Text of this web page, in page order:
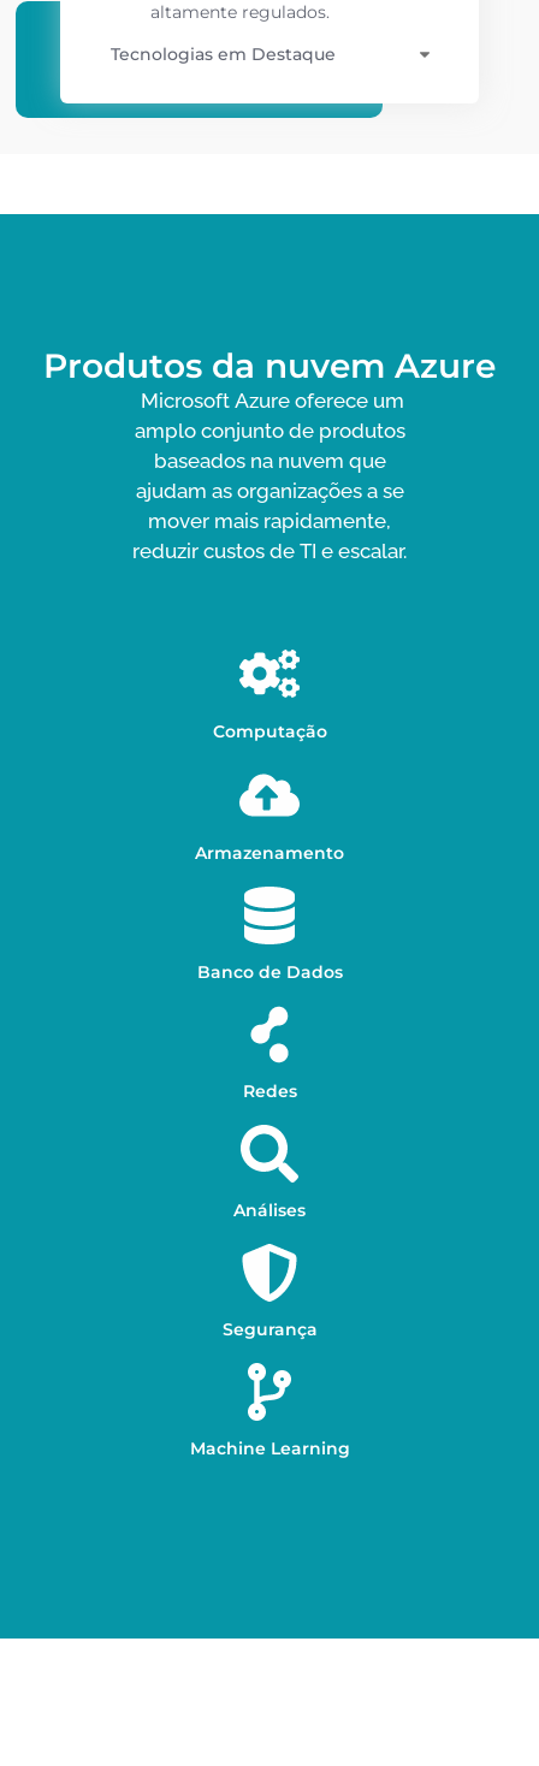
altamente regulados.
Tecnologias em Destaque
Produtos da nuvem Azure
Microsoft Azure oferece um
amplo conjunto de produtos
baseados na nuvem que
ajudam as organizações a se
mover mais rapidamente,
reduzir custos de TI e escalar.
Computação
Armazenamento
Banco de Dados
Redes
Análises
Segurança
Machine Learning